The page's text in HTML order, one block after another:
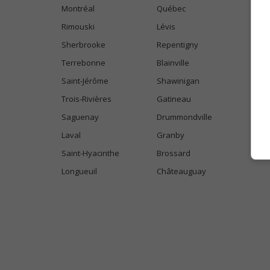
Montréal
Québec
Rimouski
Lévis
Sherbrooke
Repentigny
Terrebonne
Blainville
Saint-Jérôme
Shawinigan
Trois-Rivières
Gatineau
Saguenay
Drummondville
Laval
Granby
Saint-Hyacinthe
Brossard
Longueuil
Châteauguay